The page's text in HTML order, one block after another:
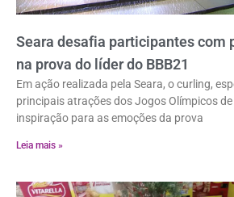
Seara desafia participantes com
na prova do líder do BBB21
Em ação realizada pela Seara, o curling,
principais atrações dos Jogos Olímpicos
inspiração para as emoções da prova
Leia mais »